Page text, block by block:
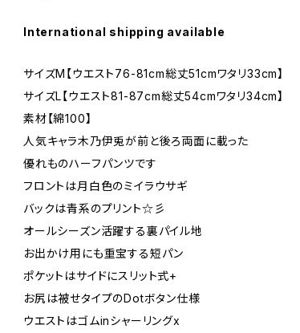
International shipping available
サイズM【ウエスト76-81cm総丈51cmワタリ33cm】
サイズL【ウエスト81-87cm総丈54cmワタリ34cm】
素材【綿100】
人気キャラ木乃伊兎が前と後ろ両面に載った
優れものハーフパンツです
フロントは月白色のミイラウサギ
バックは青系のプリント☆彡
オールシーズン活躍する裏パイル地
お出かけ用にも重宝する短パン
ポケットはサイドにスリット式+
お尻は被せタイプのDotボタン仕様
ウエストはゴムinシャーリングx